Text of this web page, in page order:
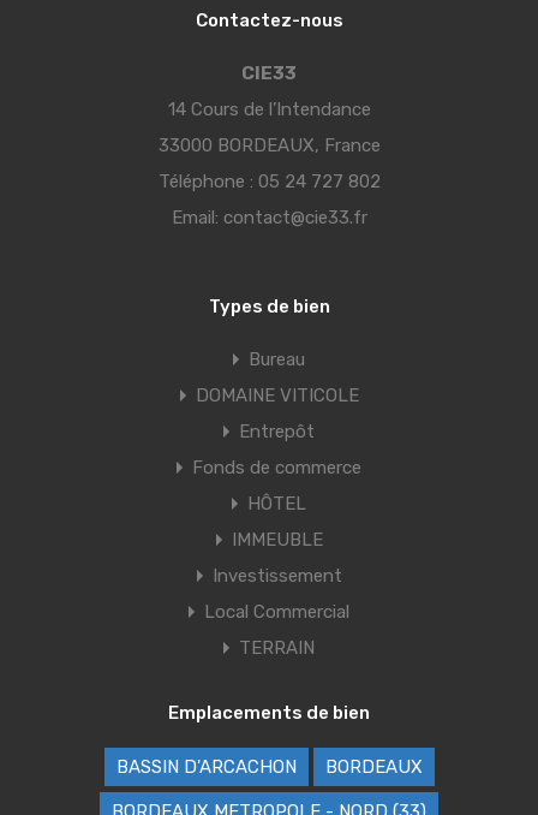
Contactez-nous
CIE33
14 Cours de l’Intendance
33000 BORDEAUX, France
Téléphone : 05 24 727 802
Email: contact@cie33.fr
Types de bien
Bureau
DOMAINE VITICOLE
Entrepôt
Fonds de commerce
HÔTEL
IMMEUBLE
Investissement
Local Commercial
TERRAIN
Emplacements de bien
BASSIN D'ARCACHON BORDEAUX